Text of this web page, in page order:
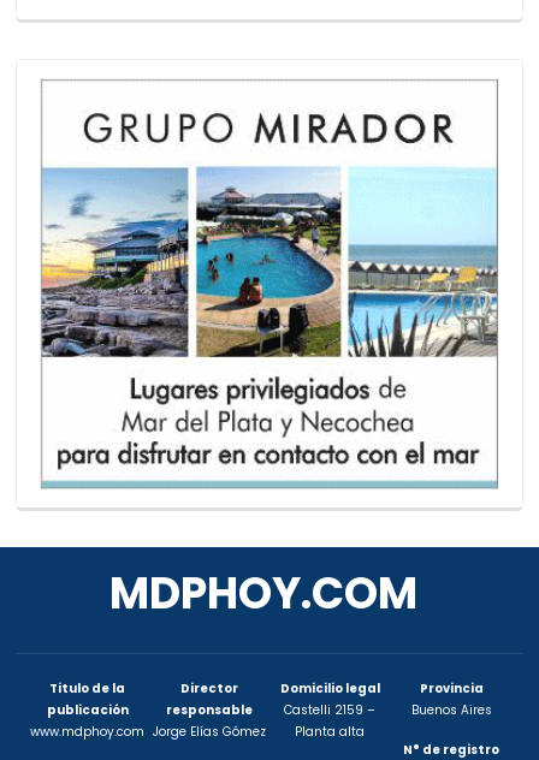
MDPHOY.COM
Titulo de la
publicación
www.mdphoy.com
Director
responsable
Jorge Elías Gómez
Domicilio legal
Castelli 2159 –
Planta alta
Provincia
Buenos Aires
N° de registro